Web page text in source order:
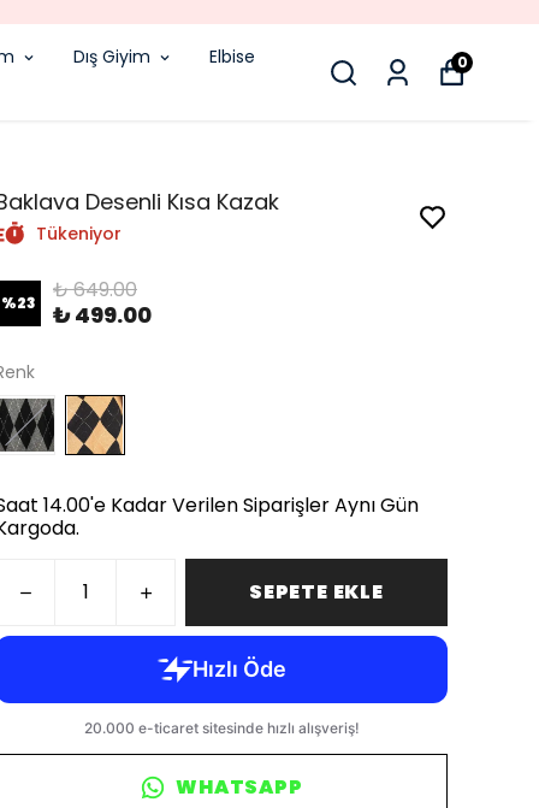
Dış Giyim
Elbise
0
Desenli Kısa Kazak
Tükeniyor
%23 ₺ 649.00
₺ 499.00
14.00'e Kadar Verilen Siparişler Aynı Gün
SEPETE EKLE
WHATSAPP